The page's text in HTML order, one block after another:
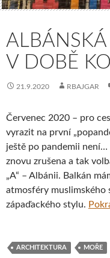
ALBÁNSKÁ
V DOBĚ
21.9.2020 RBAJGAR
Červenec 2020 – pro
vyrazit na první
ještě po pandemii není…
znovu zrušena a tak
„A“ – Albánii. Balkán
atmosféry muslimského
zápaďackého stylu.
ARCHITEKTURA MOŘE